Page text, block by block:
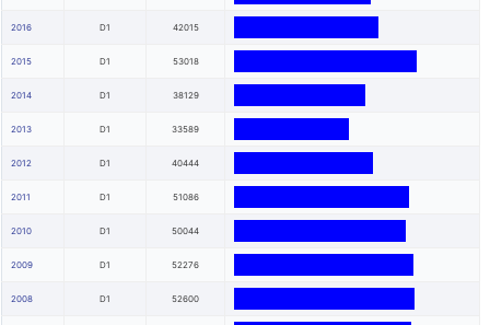
2016 D1 42015
2015 D1 53018
2014 D1 38129
2013 D1 33589
2012 D1 40444
2011 D1 51086
2010 D1 50044
2009 D1 52276
2008 D1 52600